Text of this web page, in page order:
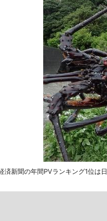
済新聞の年間PVランキング1位は